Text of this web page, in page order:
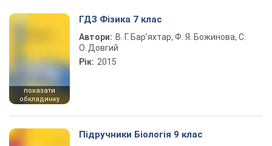
показати
обкладинку
ГДЗ Фізика 7 клас
Автори: В. Г. Бар’яхтар, Ф. Я. Божинова, С.
О. Довгий
Рік: 2015
Підручники Біологія 9 клас